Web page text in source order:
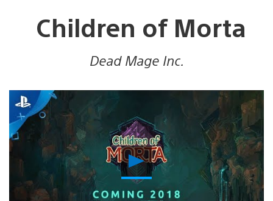
Children of Morta
Dead Mage Inc.
Reproduzir
Vídeo